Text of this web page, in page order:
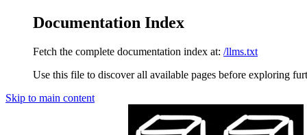
Documentation Index
Fetch the complete documentation index at: /llms.txt
Use this file to discover all available pages before exploring
Skip to main content